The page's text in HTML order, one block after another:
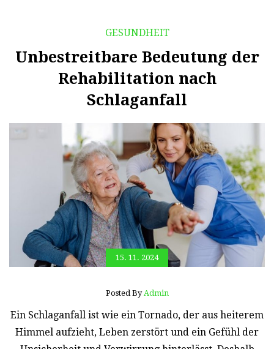
GESUNDHEIT
Unbestreitbare Bedeutung der
Rehabilitation nach
Schlaganfall
15. 11. 2024
Posted By Admin
Ein Schlaganfall ist wie ein Tornado, der aus heiterem
Himmel aufzieht, Leben zerstört und ein Gefühl der